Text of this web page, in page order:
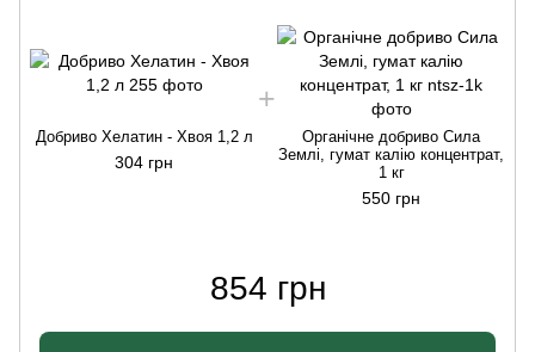
Добриво Хелатин - Хвоя 1,2 л
304 грн
Органічне добриво Сила
Землі, гумат калію концентрат,
1 кг
550 грн
854 грн